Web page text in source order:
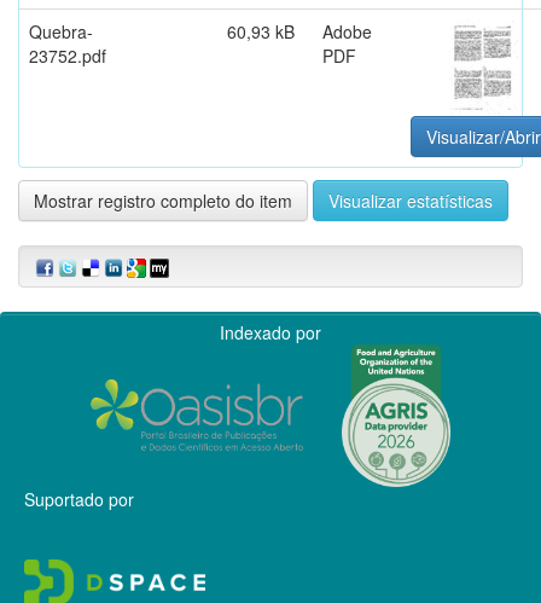
Quebra-
23752.pdf
60,93 kB
Adobe
PDF
Visualizar/Abrir
Mostrar registro completo do item Visualizar estatísticas
Indexado por
Suportado por